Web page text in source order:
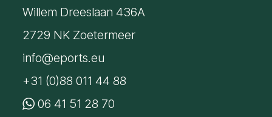
Willem Dreeslaan 436A
2729 NK Zoetermeer
info@eports.eu
+31 (0)88 011 44 88
06 41 51 28 70